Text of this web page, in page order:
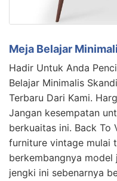
Meja Belajar
Hadir Untuk Anda
Belajar Minimalis
Terbaru Dari Kami.
Jangan kesempatan
berkuaitas ini. Back To
furniture vintage mulai
berkembangnya
jengki ini sebenarnya